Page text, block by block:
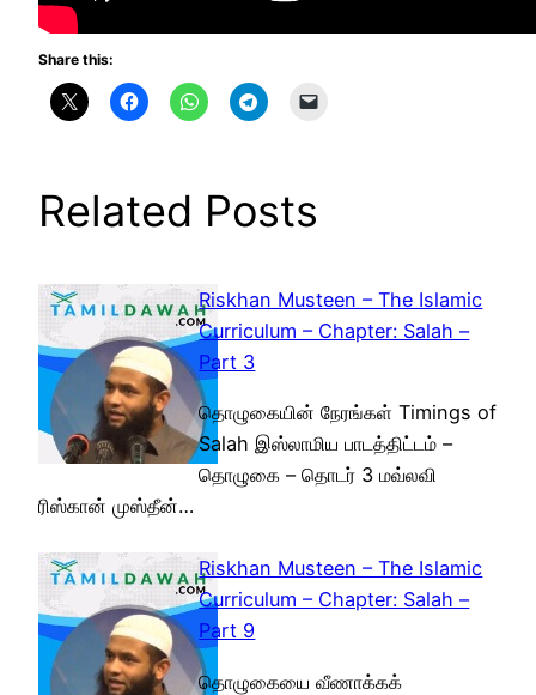
Share this:
Related Posts
Riskhan Musteen – The Islamic
Curriculum – Chapter: Salah –
Part 3
தொழுகையின் நேரங்கள் Timings of
Salah இஸ்லாமிய பாடத்திட்டம் –
தொழுகை – தொடர் 3 மவ்லவி
ரிஸ்கான் முஸ்தீன்…
Riskhan Musteen – The Islamic
Curriculum – Chapter: Salah –
Part 9
தொழுகையை வீணாக்கக்